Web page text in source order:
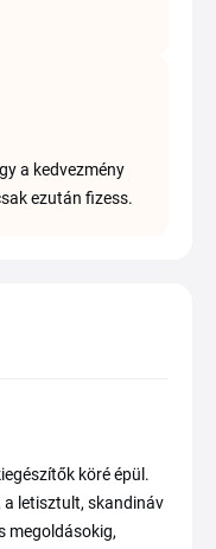
a kedvezmény
ezután fizess.
köré épül.
letisztult, skandináv
megoldásokig,